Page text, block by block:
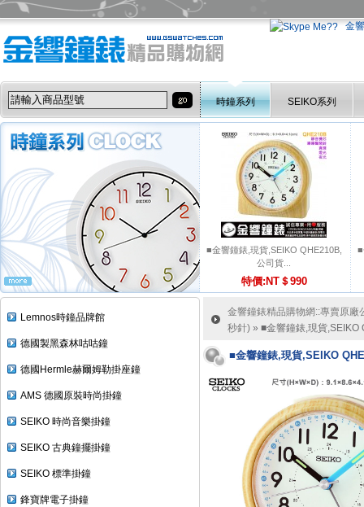
金
時鐘系列 SEIKO系列
■金響鐘錶,現貨,SEIKO QHE210B,
公司貨...
特價:NT＄990
■
Lemnos時鐘品牌館
德國製黑森林咕咕鐘
德國Hermle赫爾姆勒掛座鐘
AMS 德國原裝時尚掛鐘
SEIKO 時尚音樂掛鐘
SEIKO 古典鐘擺掛鐘
SEIKO 標準掛鐘
鋒寶牌電子掛鐘
金響鐘錶精品購物網::專賣原廠
秒針) » ■金響鐘錶,現貨,SEIKO
■金響鐘錶,現貨,SEIKO